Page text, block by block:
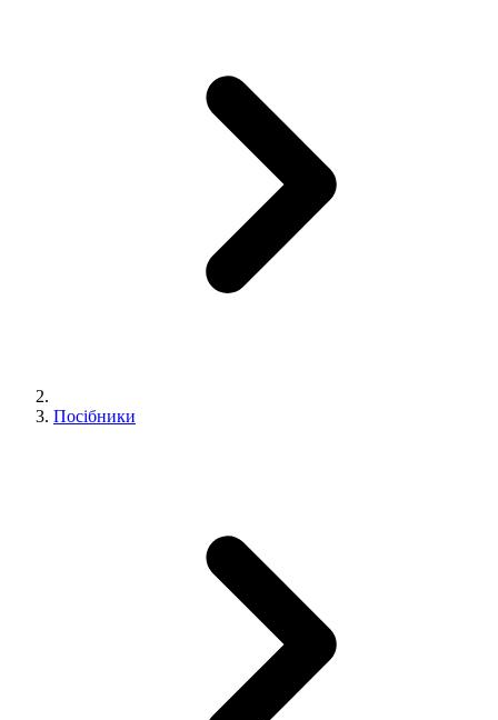
Посібники